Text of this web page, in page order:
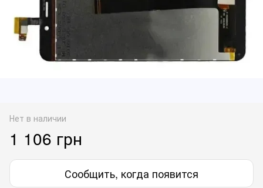
Нет в наличии
1 106 грн
Сообщить, когда появится